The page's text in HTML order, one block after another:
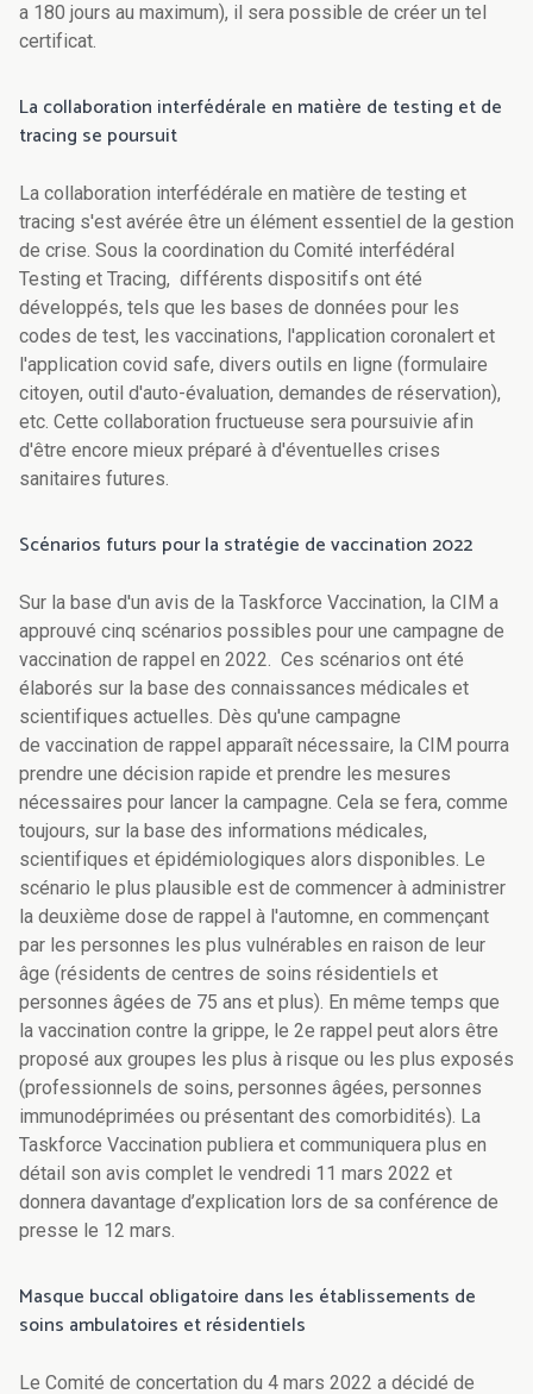
a 180 jours au maximum), il sera possible de créer un tel
certificat.
La collaboration interfédérale en matière de testing et de
tracing se poursuit
La collaboration interfédérale en matière de testing et
tracing s'est avérée être un élément essentiel de la gestion
de crise. Sous la coordination du Comité interfédéral
Testing et Tracing, différents dispositifs ont été
développés, tels que les bases de données pour les
codes de test, les vaccinations, l'application coronalert et
l'application covid safe, divers outils en ligne (formulaire
citoyen, outil d'auto-évaluation, demandes de réservation),
etc. Cette collaboration fructueuse sera poursuivie afin
d'être encore mieux préparé à d'éventuelles crises
sanitaires futures.
Scénarios futurs pour la stratégie de vaccination 2022
Sur la base d'un avis de la Taskforce Vaccination, la CIM a
approuvé cinq scénarios possibles pour une campagne de
vaccination de rappel en 2022. Ces scénarios ont été
élaborés sur la base des connaissances médicales et
scientifiques actuelles. Dès qu'une campagne
de vaccination de rappel apparaît nécessaire, la CIM pourra
prendre une décision rapide et prendre les mesures
nécessaires pour lancer la campagne. Cela se fera, comme
toujours, sur la base des informations médicales,
scientifiques et épidémiologiques alors disponibles. Le
scénario le plus plausible est de commencer à administrer
la deuxième dose de rappel à l'automne, en commençant
par les personnes les plus vulnérables en raison de leur
âge (résidents de centres de soins résidentiels et
personnes âgées de 75 ans et plus). En même temps que
la vaccination contre la grippe, le 2e rappel peut alors être
proposé aux groupes les plus à risque ou les plus exposés
(professionnels de soins, personnes âgées, personnes
immunodéprimées ou présentant des comorbidités). La
Taskforce Vaccination publiera et communiquera plus en
détail son avis complet le vendredi 11 mars 2022 et
donnera davantage d’explication lors de sa conférence de
presse le 12 mars.
Masque buccal obligatoire dans les établissements de
soins ambulatoires et résidentiels
Le Comité de concertation du 4 mars 2022 a décidé de